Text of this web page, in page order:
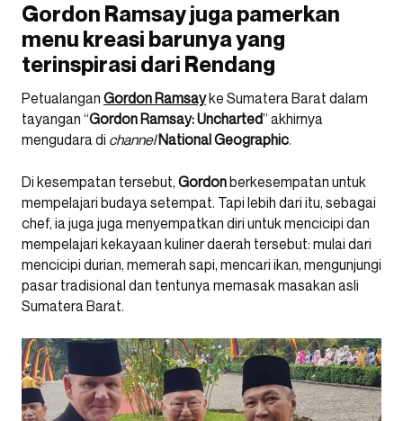
Gordon Ramsay juga pamerkan
menu kreasi barunya yang
terinspirasi dari Rendang
Petualangan Gordon Ramsayke Sumatera Barat dalam
tayangan “Gordon Ramsay: Uncharted” akhirnya
mengudara di channel NationalGeographic.
Di kesempatan tersebut, Gordonberkesempatan untuk
mempelajari budaya setempat. Tapi lebih dari itu, sebagai
chef, ia juga juga menyempatkan diri untuk mencicipi dan
mempelajari kekayaan kuliner daerah tersebut: mulai dari
mencicipi durian, memerah sapi, mencari ikan, mengunjungi
pasar tradisional dan tentunya memasak masakan asli
Sumatera Barat.